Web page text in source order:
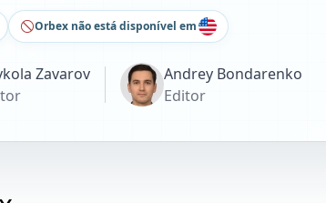
Orbex não está disponível em
Zavarov
Andrey Bondarenko
Editor